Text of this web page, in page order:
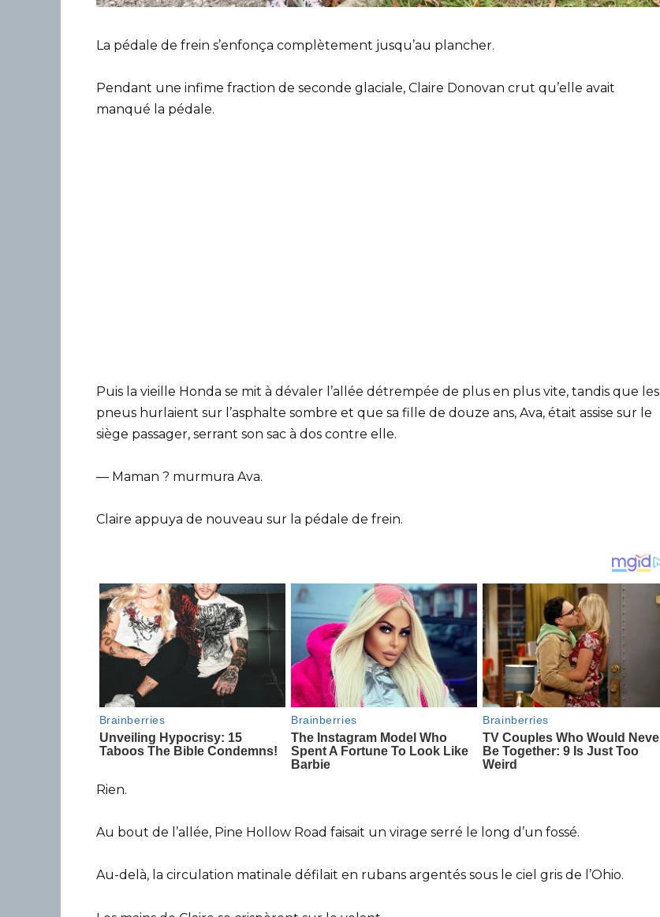
La pédale de frein s’enfonça complètement jusqu’au plancher.
Pendant une infime fraction de seconde glaciale, Claire Donovan crut qu’elle avait
manqué la pédale.
Puis la vieille Honda se mit à dévaler l’allée détrempée de plus en plus vite, tandis que les
pneus hurlaient sur l’asphalte sombre et que sa fille de douze ans, Ava, était assise sur le
siège passager, serrant son sac à dos contre elle.
— Maman ? murmura Ava.
Claire appuya de nouveau sur la pédale de frein.
Rien.
Au bout de l’allée, Pine Hollow Road faisait un virage serré le long d’un fossé.
Au-delà, la circulation matinale défilait en rubans argentés sous le ciel gris de l’Ohio.